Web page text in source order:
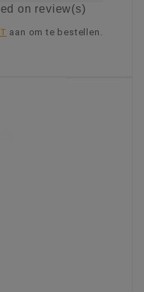
on review(s)
aan om te bestellen.